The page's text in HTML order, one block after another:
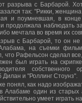
разрыва с Барбарой.
так: "Рикки,
и поумневшая, в
продолжала наблюдать
мечтала во время их
с Барбарой, то он не
на съемки
что Рафельсон сделал
был играть на
собственного
и "Роллинг Стоунз".
понял, как надо
Алабаме один из
умеет играть